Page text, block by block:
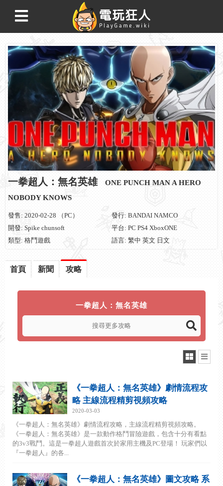
一拳超人：無名英雄
ONE PUNCH MAN A HERO
NOBODY KNOWS
發售: 2020-02-28 （PC）
發行: BANDAI NAMCO
開發: Spike chunsoft
平台: PC PS4 XboxONE
類型: 格鬥遊戲
語言: 繁中 英文 日文
首頁 新聞 攻略
一拳超人：無名英雄
《一拳超人：無名英雄》劇情流程攻
略 主線流程精剪視頻攻略
2020-03-03
《一拳超人：無名英雄》劇情流程攻略，主線流程精剪視頻攻略。
《一拳超人：無名英雄》是一款動作格鬥冒險遊戲，包含十分有看點
的3v3戰鬥。這是一拳超人遊戲首次於家用主機及PC登場！ 玩家們以
『一拳超人』的各...
《一拳超人：無名英雄》圖文攻略 系